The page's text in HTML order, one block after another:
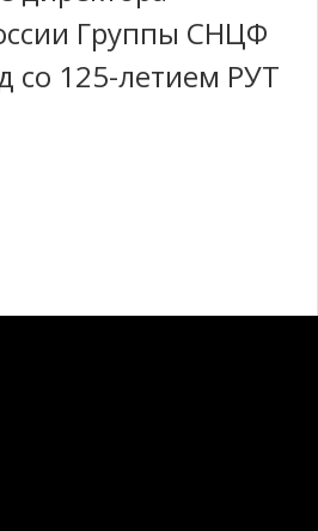
Группы СНЦФ
со 125-летием РУТ